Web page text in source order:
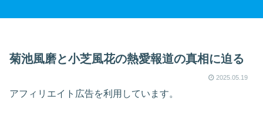
菊池風磨と小芝風花の熱愛報道の真相に迫る
2025.05.19
アフィリエイト広告を利用しています。